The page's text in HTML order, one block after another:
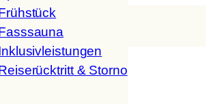
& Storno
Hofer